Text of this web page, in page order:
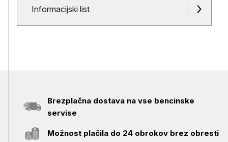
Dokumenti in priloge
Informacijski list
Brezplačna dostava na vse bencinske
servise
Možnost plačila do 24 obrokov brez obresti